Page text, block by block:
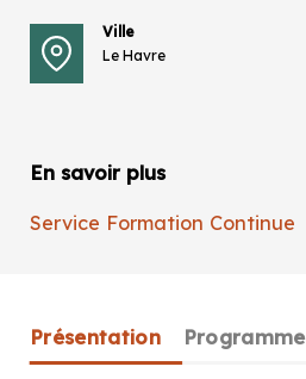
Ville
Le Havre
En savoir plus
Service Formation Continue
Présentation Programme